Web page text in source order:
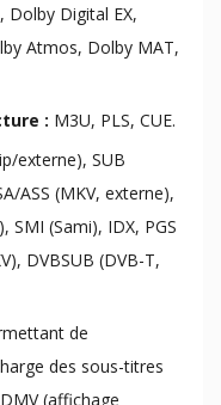
Dolby Digital EX,
Atmos, Dolby MAT,
: M3U, PLS, CUE.
externe), SUB
ASS (MKV, externe),
SMI (Sami), IDX, PGS
DVBSUB (DVB-T,
de
des sous-titres
(affichage